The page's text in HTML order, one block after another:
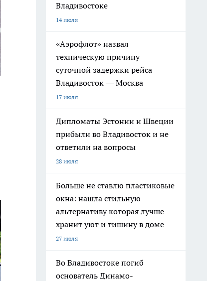
Владивостоке
14 июля
«Аэрофлот» назвал
техническую причину
суточной задержки рейса
Владивосток — Москва
17 июля
Дипломаты Эстонии и Швеции
прибыли во Владивосток и не
ответили на вопросы
28 июля
Больше не ставлю пластиковые
окна: нашла стильную
альтернативу которая лучше
хранит уют и тишину в доме
27 июля
Во Владивостоке погиб
основатель Динамо-